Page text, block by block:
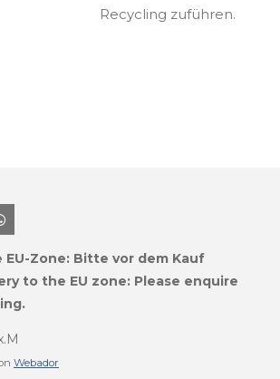
Recycling zuführen.
Zone: Bitte vor dem Kauf
to the EU zone: Please enquire
Webador